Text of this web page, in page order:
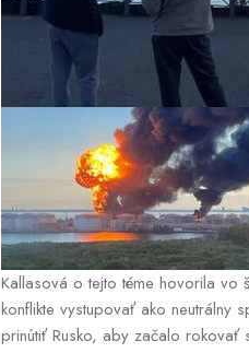
Kallasová o tejto téme hovorila vo
konflikte vystupovať ako neutrálny
prinútiť Rusko, aby začalo rokovať